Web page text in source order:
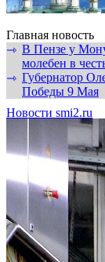
Главная новость
⇾ В Пензе у
молебен в
⇾ Губернатор
Победы 9 Мая
Новости smi2.ru